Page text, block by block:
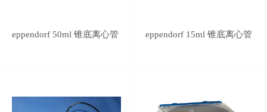
eppendorf 50ml 锥底离心管 eppendorf 15ml 锥底离心管